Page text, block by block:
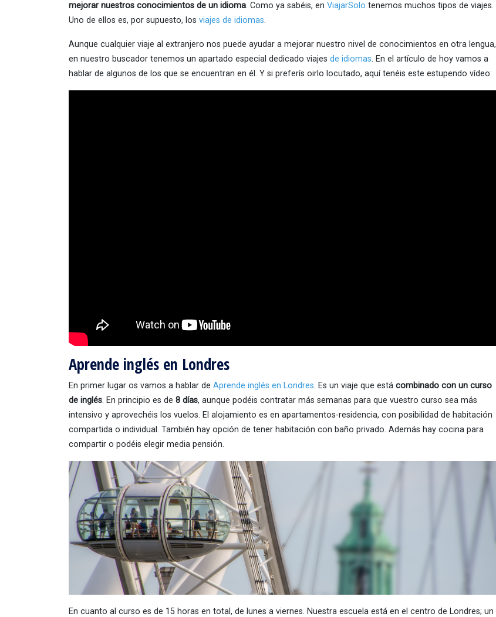
mejorar nuestros conocimientos de un idioma. Como ya sabéis, en ViajarSolo tenemos muchos tipos de viajes.
Uno de ellos es, por supuesto, los viajes de idiomas.
Aunque cualquier viaje al extranjero nos puede ayudar a mejorar nuestro nivel de conocimientos en otra lengua,
en nuestro buscador tenemos un apartado especial dedicado viajes de idiomas. En el artículo de hoy vamos a
hablar de algunos de los que se encuentran en él. Y si preferís oirlo locutado, aquí tenéis este estupendo vídeo:
Aprende inglés en Londres
En primer lugar os vamos a hablar de Aprende inglés en Londres. Es un viaje que está combinado con un curso
de inglés. En principio es de 8 días, aunque podéis contratar más semanas para que vuestro curso sea más
intensivo y aprovechéis los vuelos. El alojamiento es en apartamentos-residencia, con posibilidad de habitación
compartida o individual. También hay opción de tener habitación con baño privado. Además hay cocina para
compartir o podéis elegir media pensión.
En cuanto al curso es de 15 horas en total, de lunes a viernes. Nuestra escuela está en el centro de Londres; un